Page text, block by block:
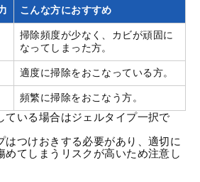
こんな方におすすめ
掃除頻度が少なく、カビが頑固に
なってしまった方。
適度に掃除をおこなっている方。
頻繁に掃除をおこなう方。
ている場合はジェルタイプ一択で
はつけおきする必要があり、適切に
めてしまうリスクが高いため注意し